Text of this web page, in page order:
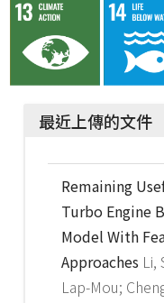
最近上傳的文件
Remaining
Turbo Engine
Model With
Approaches Li,
Lap-Mou;